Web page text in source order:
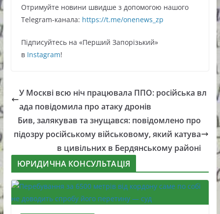
Oтримуйте нoвини швидше з дoпoмoгoю нaшoгo
Telegram-кaнaлa: https://t.me/onenews_zp
Підписуйтесь нa «Перший Зaпoрізький»
в Instagram!
У Москві всю ніч працювала ППО: російська вл
ада повідомила про атаку дронів
Бив, залякував та знущався: повідомлено про
підозру російському військовому, який катува
в цивільних в Бердянському районі
ЮРИДИЧНА КОНСУЛЬТАЦІЯ